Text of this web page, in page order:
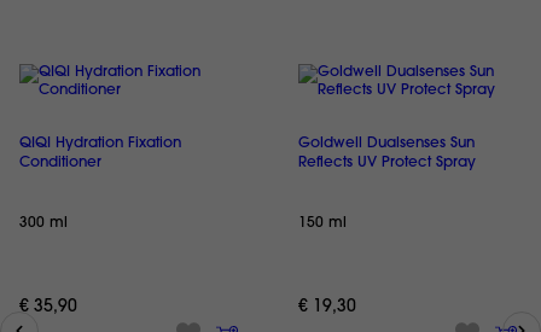
QIQI Hydration Fixation
Conditioner
300 ml
€ 35,90
Goldwell Dualsenses Sun
Reflects UV Protect Spray
150 ml
€ 19,30